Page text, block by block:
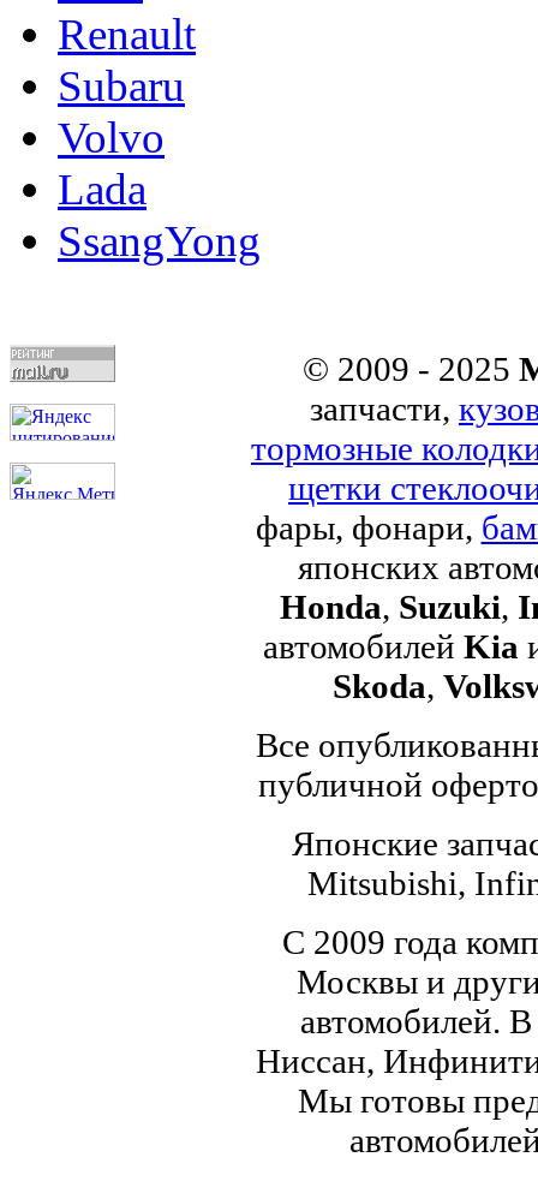
Renault
Subaru
Volvo
Lada
SsangYong
© 2009 - 2025
запчасти,
тормозные
щетки
фары, фонари,
японских
Honda, Suzuki,
автомобилей Kia
Skoda,
Все
публичной
Японские
Mitsubishi,
С 2009 года
Москвы и
автомобилей.
Ниссан,
Мы готовы